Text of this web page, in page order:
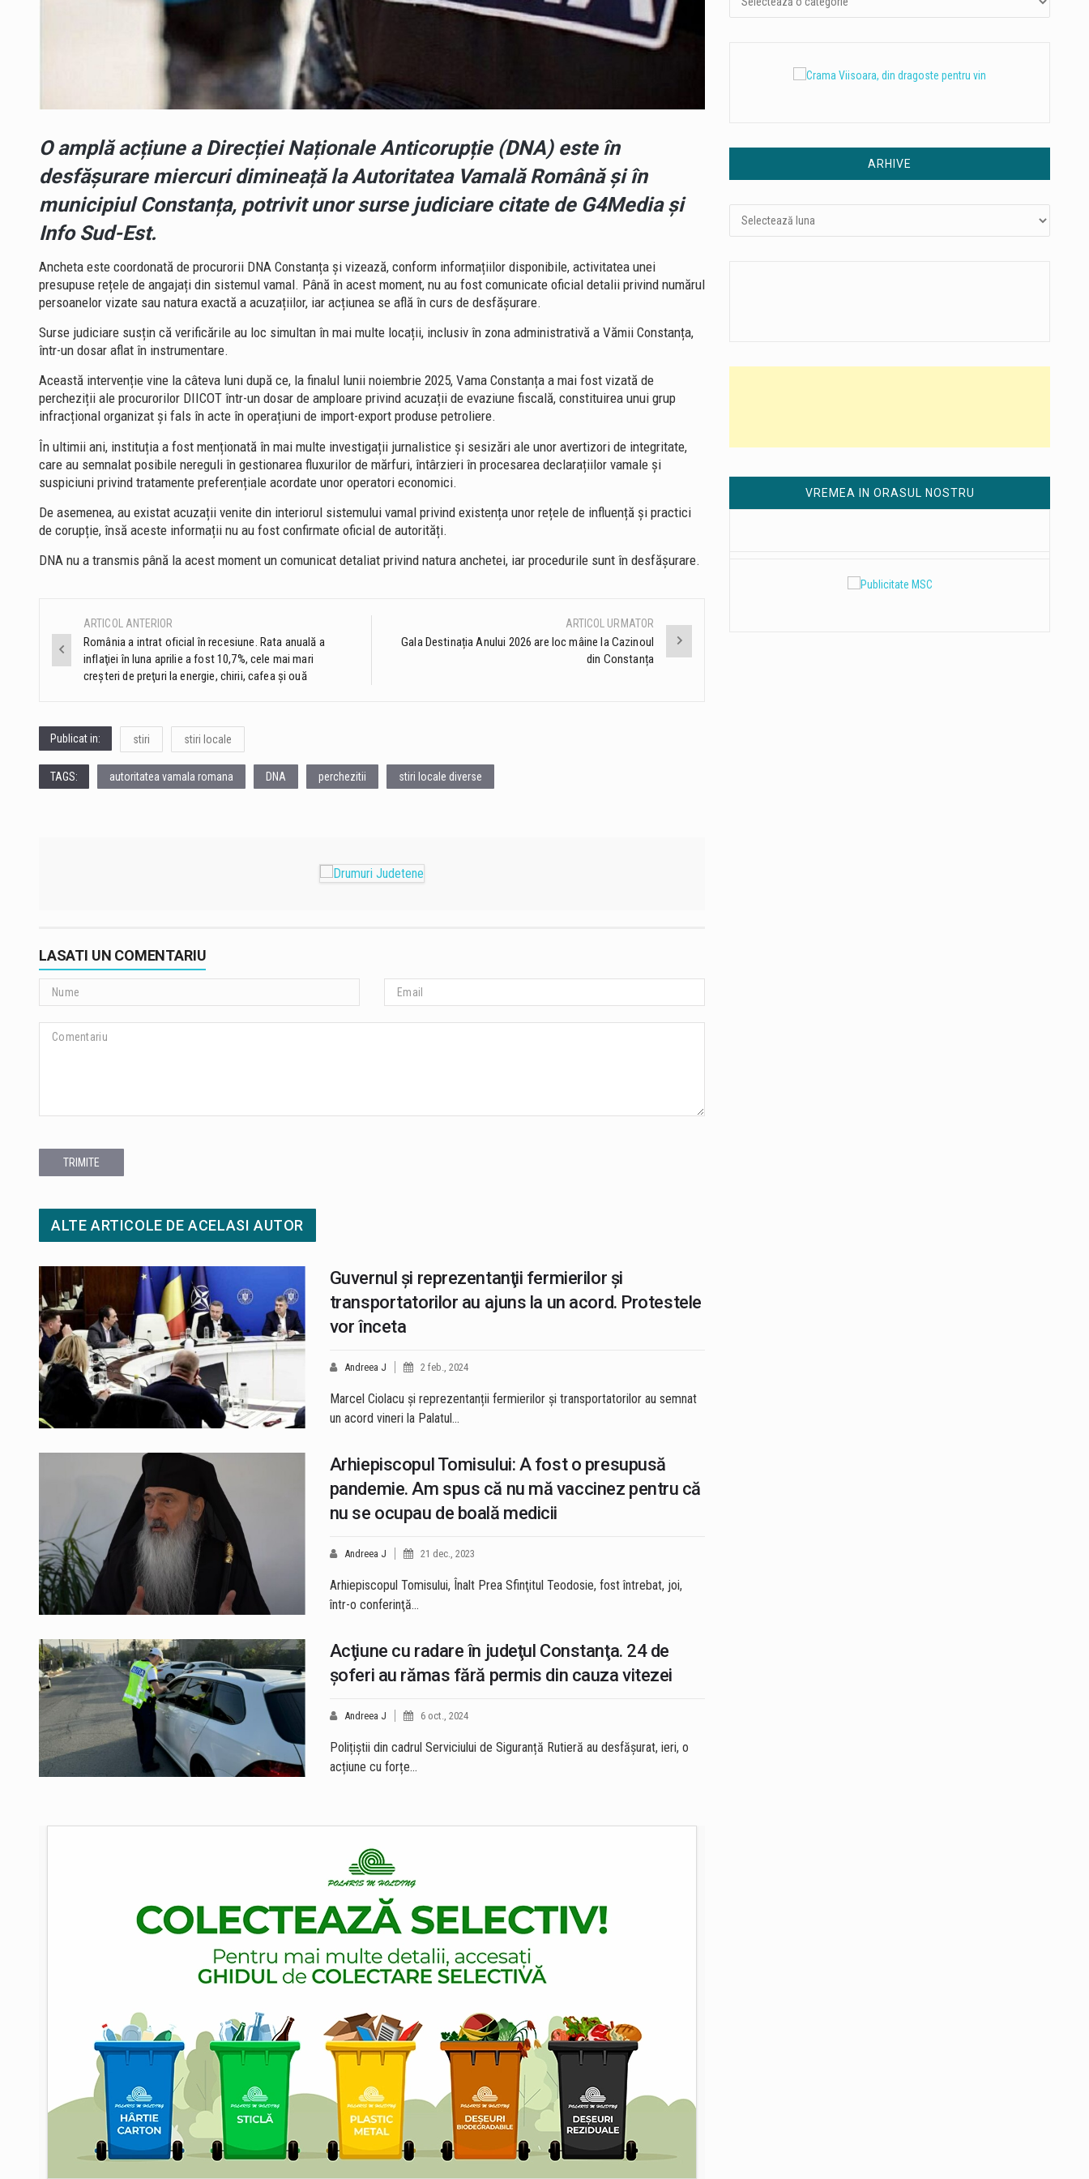
O amplă acțiune a Direcției Naționale Anticorupție (DNA) este în
desfășurare miercuri dimineață la Autoritatea Vamală Română și în
municipiul Constanța, potrivit unor surse judiciare citate de G4Media și
Info Sud-Est.
Ancheta este coordonată de procurorii DNA Constanța și vizează, conform informațiilor disponibile, activitatea unei
presupuse rețele de angajați din sistemul vamal. Până în acest moment, nu au fost comunicate oficial detalii privind numărul
persoanelor vizate sau natura exactă a acuzațiilor, iar acțiunea se află în curs de desfășurare.
Surse judiciare susțin că verificările au loc simultan în mai multe locații, inclusiv în zona administrativă a Vămii Constanța,
într-un dosar aflat în instrumentare.
Această intervenție vine la câteva luni după ce, la finalul lunii noiembrie 2025, Vama Constanța a mai fost vizată de
percheziții ale procurorilor DIICOT într-un dosar de amploare privind acuzații de evaziune fiscală, constituirea unui grup
infracțional organizat și fals în acte în operațiuni de import-export produse petroliere.
În ultimii ani, instituția a fost menționată în mai multe investigații jurnalistice și sesizări ale unor avertizori de integritate,
care au semnalat posibile nereguli în gestionarea fluxurilor de mărfuri, întârzieri în procesarea declarațiilor vamale și
suspiciuni privind tratamente preferențiale acordate unor operatori economici.
De asemenea, au existat acuzații venite din interiorul sistemului vamal privind existența unor rețele de influență și practici
de corupție, însă aceste informații nu au fost confirmate oficial de autorități.
DNA nu a transmis până la acest moment un comunicat detaliat privind natura anchetei, iar procedurile sunt în desfășurare.
Post
navigation
ARTICOL ANTERIOR
România a intrat oficial în recesiune. Rata anuală a
inflaţiei în luna aprilie a fost 10,7%, cele mai mari
creşteri de preţuri la energie, chirii, cafea și ouă
ARTICOL URMATOR
Gala Destinația Anului 2026 are loc mâine la Cazinoul
din Constanța
Publicat in: stiri stiri locale
TAGS: autoritatea vamala romana DNA perchezitii stiri locale diverse
LASATI UN COMENTARIU
TRIMITE
ALTE ARTICOLE DE ACELASI AUTOR
Guvernul şi reprezentanţii fermierilor şi
transportatorilor au ajuns la un acord. Protestele
vor înceta
Andreea J 2 feb., 2024
Marcel Ciolacu și reprezentanții fermierilor și transportatorilor au semnat
un acord vineri la Palatul…
Arhiepiscopul Tomisului: A fost o presupusă
pandemie. Am spus că nu mă vaccinez pentru că
nu se ocupau de boală medicii
Andreea J 21 dec., 2023
Arhiepiscopul Tomisului, Înalt Prea Sfinţitul Teodosie, fost întrebat, joi,
într-o conferinţă…
Acţiune cu radare în judeţul Constanţa. 24 de
şoferi au rămas fără permis din cauza vitezei
Andreea J 6 oct., 2024
Polițiștii din cadrul Serviciului de Siguranță Rutieră au desfășurat, ieri, o
acțiune cu forțe…
ARHIVE
VREMEA IN ORASUL NOSTRU